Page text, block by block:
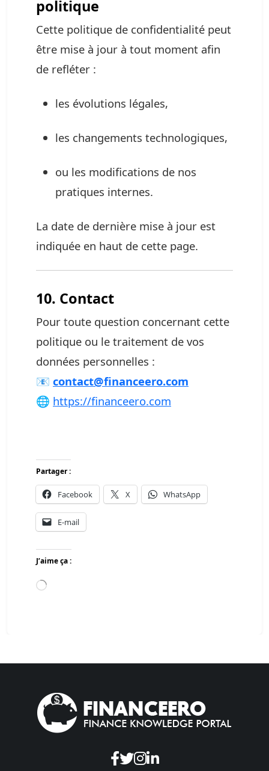
politique
Cette politique de confidentialité peut
être mise à jour à tout moment afin
de refléter :
les évolutions légales,
les changements technologiques,
ou les modifications de nos
pratiques internes.
La date de dernière mise à jour est
indiquée en haut de cette page.
10. Contact
Pour toute question concernant cette
politique ou le traitement de vos
données personnelles :
📧 contact@financeero.com
🌐 https://financeero.com
Partager :
Facebook X WhatsApp
E-mail
J’aime ça :